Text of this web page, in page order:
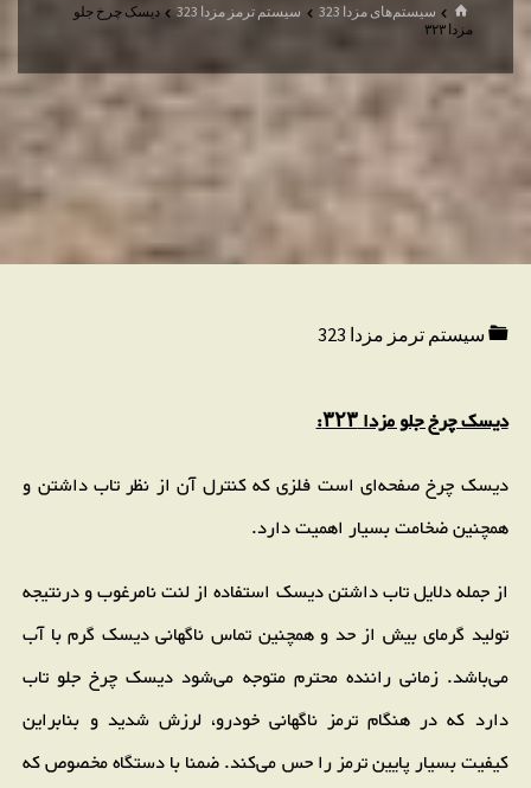
خانهسیستم‌های مزدا 323 سیستم ترمز مزدا 323
دیسک چرخ جلو
مزدا ۳۲۳
سیستم ترمز مزدا 323
دیسک چرخ جلو مزدا ۳۲۳:
دیسک چرخ صفحه‌ای است فلزی که کنترل آن از نظر تاب داشتن و
همچنین ضخامت بسیار اهمیت دارد.
از جمله دلایل تاب داشتن دیسک استفاده از لنت نامرغوب و درنتیجه
تولید گرمای بیش از حد و همچنین تماس ناگهانی دیسک گرم با آب
می‌باشد. زمانی راننده محترم متوجه می‌شود دیسک چرخ جلو تاب
دارد که در هنگام ترمز ناگهانی خودرو، لرزش شدید و بنابراین
کیفیت بسیار پایین ترمز را حس می‌کند. ضمنا با دستگاه مخصوص که